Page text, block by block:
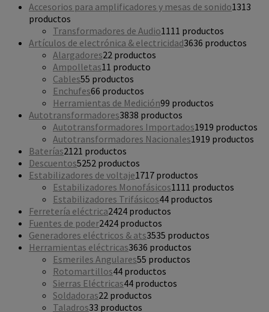
Accesorios para amplificadores y mesas de sonido1313
productos
Transformadores de Audio1111 productos
Artículos de electrónica & electricidad3636 productos
Alargadores22 productos
Ampolletas11 producto
Cables55 productos
Enchufes66 productos
Herramientas de Medición99 productos
Autotransformadores3838 productos
Autotransformadores Importados1919 productos
Autotransformadores Nacionales1919 productos
Baterías2121 productos
Descuentos5252 productos
Estabilizadores de voltaje1717 productos
Estabilizadores Monofásicos1111 productos
Estabilizadores Trifásicos44 productos
Ferretería eléctrica2424 productos
Fuentes de poder2424 productos
Generadores eléctricos & ats3535 productos
Herramientas eléctricas3636 productos
Esmeriles Angulares55 productos
Rotomartillos44 productos
Sierras Eléctricas44 productos
Soldadoras22 productos
Taladros33 productos